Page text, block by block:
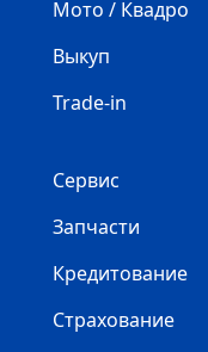
Мото / Квадро
Выкуп
Trade-in
Сервис
Запчасти
Кредитование
Страхование